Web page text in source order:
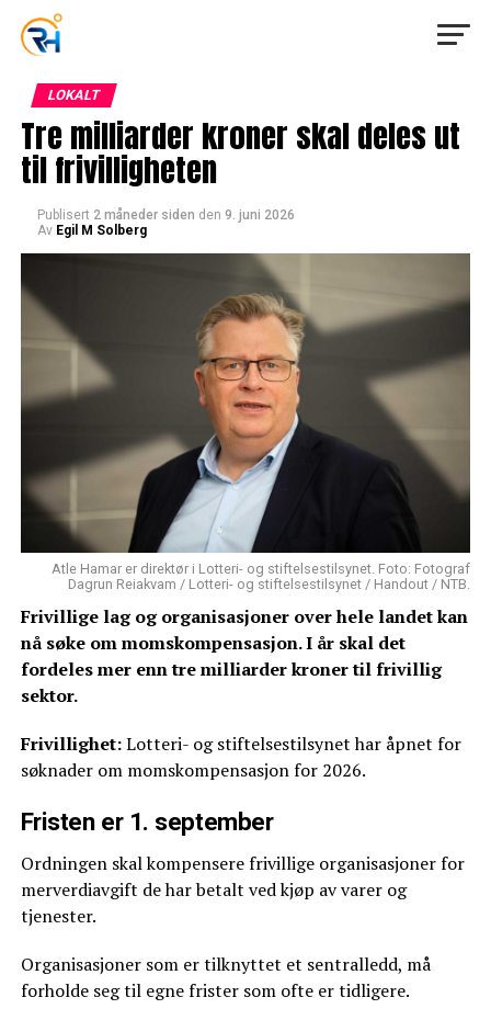
LOKALT
Tre milliarder kroner skal deles ut
til frivilligheten
Publisert 2 måneder siden den 9. juni 2026
Av Egil M Solberg
Atle Hamar er direktør i Lotteri- og stiftelsestilsynet. Foto: Fotograf
Dagrun Reiakvam / Lotteri- og stiftelsestilsynet / Handout / NTB.
Frivillige lag og organisasjoner over hele landet kan
nå søke om momskompensasjon. I år skal det
fordeles mer enn tre milliarder kroner til frivillig
sektor.
Frivillighet:Lotteri- og stiftelsestilsynet har åpnet for
søknader om momskompensasjon for 2026.
Fristen er 1. september
Ordningen skal kompensere frivillige organisasjoner for
merverdiavgift de har betalt ved kjøp av varer og
tjenester.
Organisasjoner som er tilknyttet et sentralledd, må
forholde seg til egne frister som ofte er tidligere.